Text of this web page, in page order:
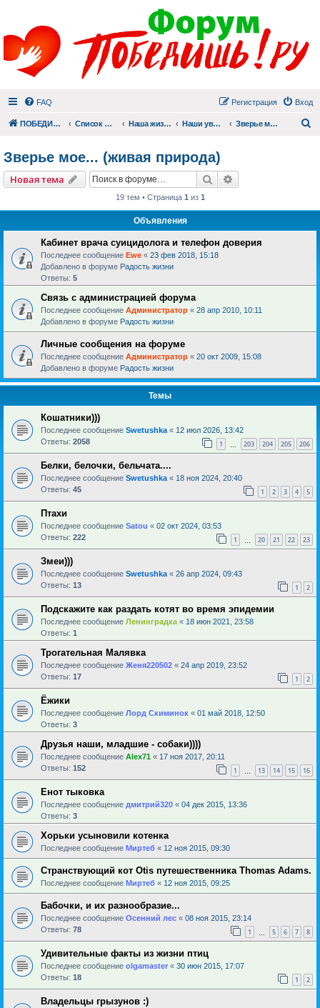
FAQ Вход
Регистрация
ПОБЕДИШЬ.РУ Список форумов Наша жизнь (не всё же о суициде!) Наши увлечения Зверье мое... (живая природа)
Зверье мое... (живая природа)
Новая тема Поиск
19 тем • Страница 1 из 1
Объявления
Кабинет врача суицидолога и телефон доверия
Последнее сообщение Ewe « 23 фев 2018, 15:18
Добавлено в форуме Радость жизни
Ответы: 5
Связь с администрацией форума
Последнее сообщение Администратор « 28 апр 2010, 10:11
Добавлено в форуме Радость жизни
Личные сообщения на форуме
Последнее сообщение Администратор « 20 окт 2009, 15:08
Добавлено в форуме Радость жизни
Темы
Кошатники)))
Последнее сообщение Swetushka « 12 июл 2026, 13:42
Ответы: 2058 1 203 204 205 206
Белки, белочки, бельчата....
Последнее сообщение Swetushka « 18 ноя 2024, 20:40
Ответы: 45 1 2 3 4 5
Птахи
Последнее сообщение Satou « 02 окт 2024, 03:53
Ответы: 222 1 20 21 22 23
Змеи)))
Последнее сообщение Swetushka « 26 апр 2024, 09:43
Ответы: 13 1 2
Подскажите как раздать котят во время эпидемии
Последнее сообщение Ленинградка « 18 июн 2021, 23:58
Ответы: 1
Трогательная Малявка
Последнее сообщение Женя220502 « 24 апр 2019, 23:52
Ответы: 17 1 2
Ёжики
Последнее сообщение Лорд Скиминок « 01 май 2018, 12:50
Ответы: 3
Друзья наши, младшие - собаки))))
Последнее сообщение Alex71 « 17 ноя 2017, 20:11
Ответы: 152 1 13 14 15 16
Енот тыковка
Последнее сообщение дмитрий320 « 04 дек 2015, 13:36
Ответы: 3
Хорьки усыновили котенка
Последнее сообщение Миртеб « 12 ноя 2015, 09:30
Странствующий кот Otis путешественника Thomas Adams.
Последнее сообщение Миртеб « 12 ноя 2015, 09:25
Бабочки, и их разнообразие...
Последнее сообщение Осенний лес « 08 ноя 2015, 23:14
Ответы: 78 1 5 6 7 8
Удивительные факты из жизни птиц
Последнее сообщение olgamaster « 30 июн 2015, 17:07
Ответы: 18 1 2
Владельцы грызунов :)